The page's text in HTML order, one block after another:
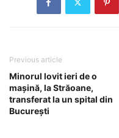
Previous article
Minorul lovit ieri de o
mașină, la Străoane,
transferat la un spital din
București